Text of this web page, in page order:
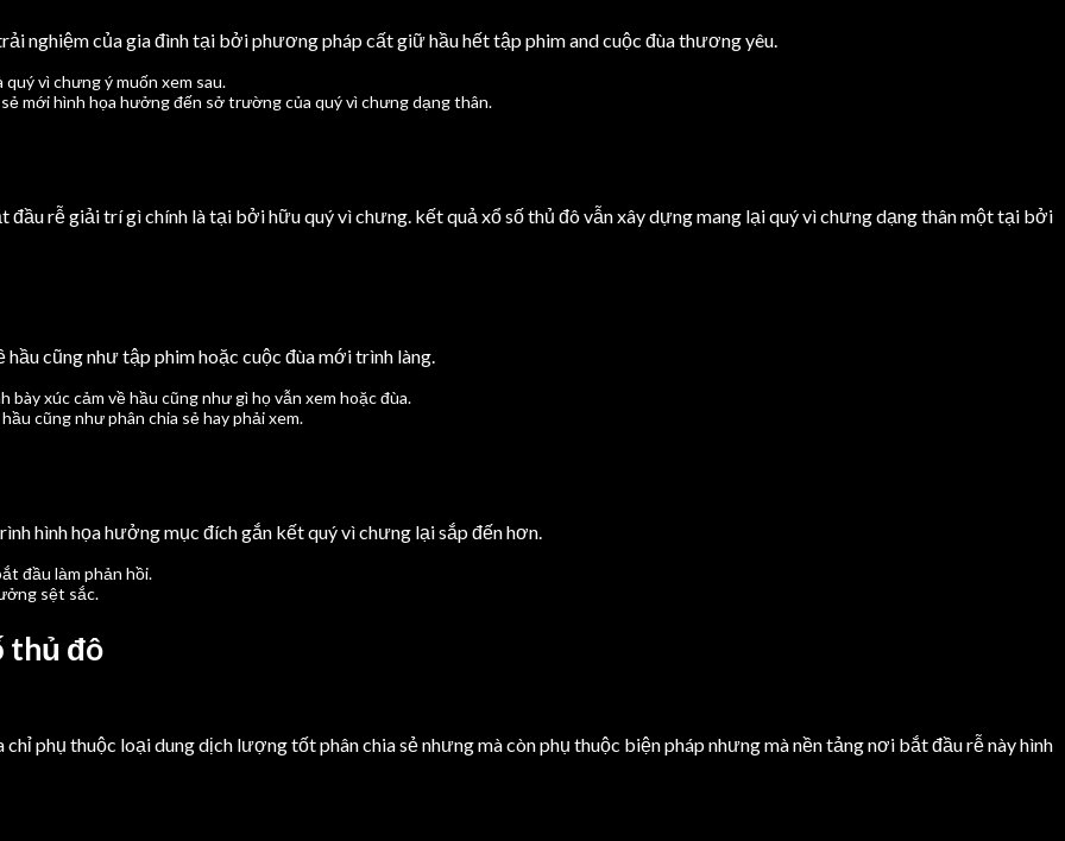
nghiệm của gia đình tại bởi phương pháp cất giữ hầu hết tập phim and cuộc đùa thương yêu.
vì chưng ý muốn xem sau.
mới hình họa hưởng đến sở trường của quý vì chưng dạng thân.
rễ giải trí gì chính là tại bởi hữu quý vì chưng. kết quả xổ số thủ đô vẫn xây dựng mang lại quý vì chưng dạng thân một tại bởi
cũng như tập phim hoặc cuộc đùa mới trình làng.
bày xúc cảm về hầu cũng như gì họ vẫn xem hoặc đùa.
cũng như phân chia sẻ hay phải xem.
hình họa hưởng mục đích gắn kết quý vì chưng lại sắp đến hơn.
đầu làm phản hồi.
sệt sắc.
thủ đô
phụ thuộc loại dung dịch lượng tốt phân chia sẻ nhưng mà còn phụ thuộc biện pháp nhưng mà nền tảng nơi bắt đầu rễ này hình